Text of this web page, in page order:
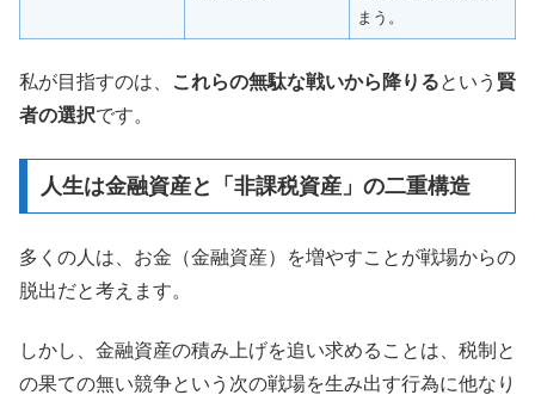
まう。
私が目指すのは、 これらの無駄な戦いから降りるという 賢
者の選択です。
人生は金融資産と「非課税資産」の二重構造
多くの人は、お金（金融資産）を増やすことが戦場からの
脱出だと考えます。
しかし、金融資産の積み上げを追い求めることは、税制と
の果ての無い競争という次の戦場を生み出す行為に他なり